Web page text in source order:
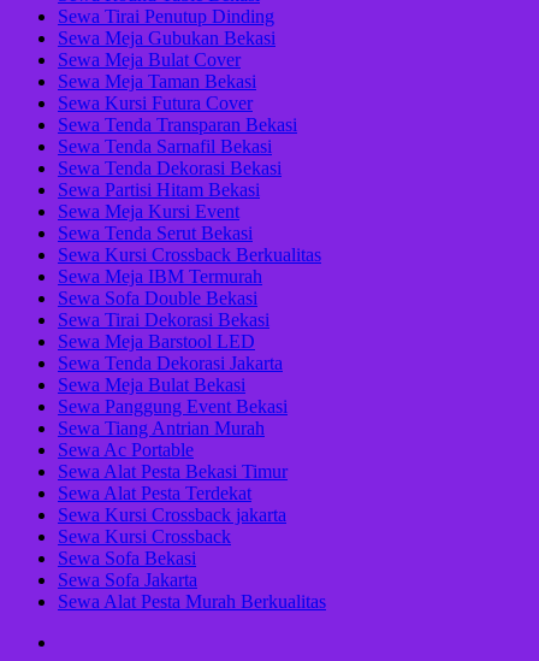
Sewa Tirai Penutup Dinding
Sewa Meja Gubukan Bekasi
Sewa Meja Bulat Cover
Sewa Meja Taman Bekasi
Sewa Kursi Futura Cover
Sewa Tenda Transparan Bekasi
Sewa Tenda Sarnafil Bekasi
Sewa Tenda Dekorasi Bekasi
Sewa Partisi Hitam Bekasi
Sewa Meja Kursi Event
Sewa Tenda Serut Bekasi
Sewa Kursi Crossback Berkualitas
Sewa Meja IBM Termurah
Sewa Sofa Double Bekasi
Sewa Tirai Dekorasi Bekasi
Sewa Meja Barstool LED
Sewa Tenda Dekorasi Jakarta
Sewa Meja Bulat Bekasi
Sewa Panggung Event Bekasi
Sewa Tiang Antrian Murah
Sewa Ac Portable
Sewa Alat Pesta Bekasi Timur
Sewa Alat Pesta Terdekat
Sewa Kursi Crossback jakarta
Sewa Kursi Crossback
Sewa Sofa Bekasi
Sewa Sofa Jakarta
Sewa Alat Pesta Murah Berkualitas